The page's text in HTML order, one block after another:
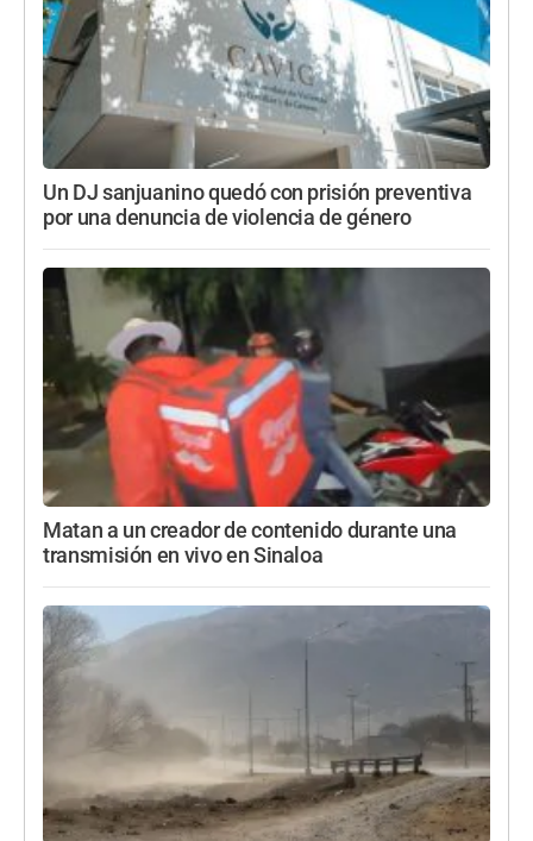
Un DJ sanjuanino quedó con prisión preventiva
por una denuncia de violencia de género
Matan a un creador de contenido durante una
transmisión en vivo en Sinaloa